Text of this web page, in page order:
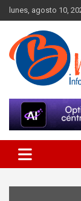
Skip
to
content
lunes, agosto 10,